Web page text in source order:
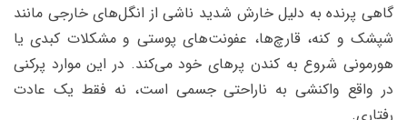
گاهی پرنده به‌ دلیل خارش شدید ناشی از انگل‌های خارجی مانند
شپشک و کنه، قارچ‌ها، عفونت‌های پوستی و مشکلات کبدی یا
هورمونی شروع به کندن پرهای خود می‌کند. در این موارد پرکنی
در واقع واکنشی به ناراحتی جسمی است، نه فقط یک عادت
رفتاری.